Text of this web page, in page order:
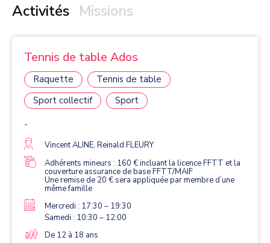
Activités Missions
Tennis de table Ados
Raquette
Tennis de table
Sport collectif
Sport
-
Vincent ALINE, Reinald FLEURY
Adhérents mineurs : 160 € incluant la licence FFTT et la
couverture assurance de base FFTT/MAIF
Une remise de 20 € sera appliquée par membre d’une
même famille
Mercredi : 17:30 – 19:30
Samedi : 10:30 – 12:00
De 12 à 18 ans